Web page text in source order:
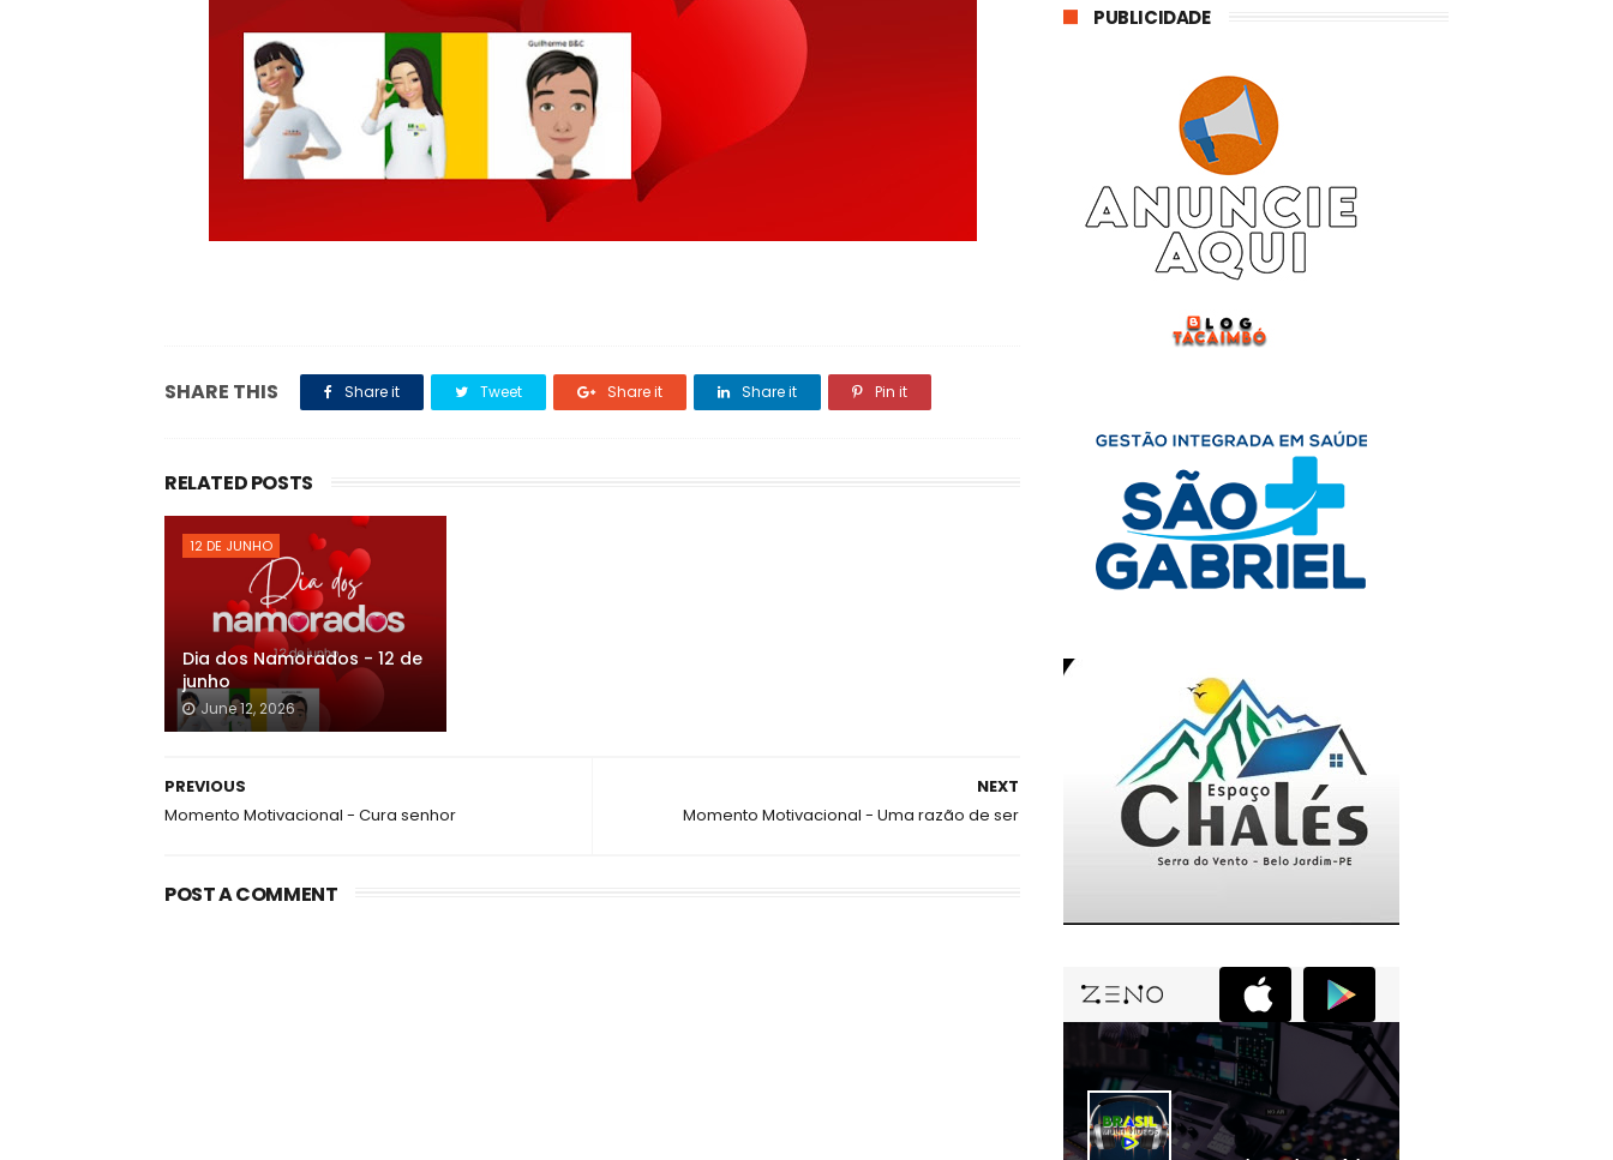
SHARE THIS Share it Tweet Share it Share it Pin it
RELATED POSTS
12 DE JUNHO
Dia dos Namorados - 12 de
junho
June 12, 2026
NEXT
Momento Motivacional - Uma razão de ser
PREVIOUS
Momento Motivacional - Cura senhor
POST A COMMENT
PUBLICIDADE